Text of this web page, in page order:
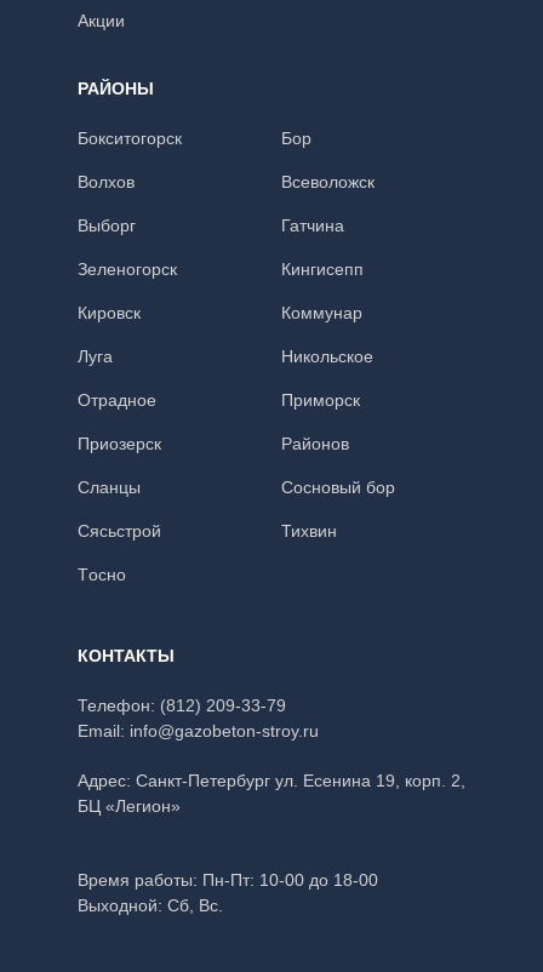
Акции
РАЙОНЫ
Бокситогорск Бор
Волхов Всеволожск
Выборг Гатчина
Зеленогорск Кингисепп
Кировск Коммунар
Луга Никольское
Отрадное Приморск
Приозерск Районов
Сланцы Сосновый бор
Сясьстрой Тихвин
Тoсно
КОНТАКТЫ
Телефон: (812) 209-33-79
Email: info@gazobeton-stroy.ru
Адрес: Санкт-Петербург ул. Есенина 19, корп. 2,
БЦ «Легион»
Время работы: Пн-Пт: 10-00 до 18-00
Выходной: Сб, Вс.